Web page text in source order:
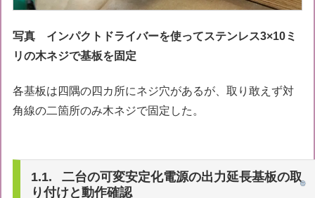
写真 インパクトドライバーを使ってステンレス3×10ミ
リの木ネジで基板を固定
各基板は四隅の四カ所にネジ穴があるが、取り敢えず対
角線の二箇所のみ木ネジで固定した。
二台の可変安定化電源の出力延長基板の取
り付けと動作確認